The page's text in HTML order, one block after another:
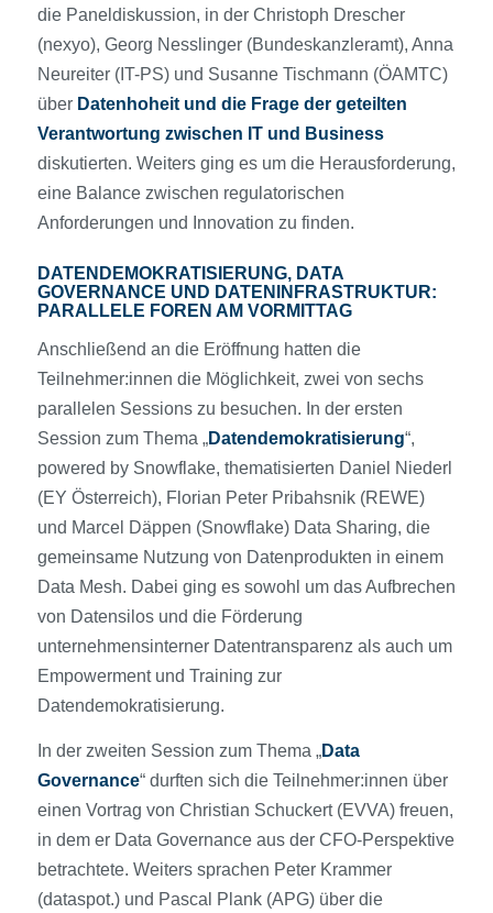
die Paneldiskussion, in der Christoph Drescher
(nexyo), Georg Nesslinger (Bundeskanzleramt), Anna
Neureiter (IT-PS) und Susanne Tischmann (ÖAMTC)
über Datenhoheit und die Frage der geteilten
Verantwortung zwischen IT und Business
diskutierten. Weiters ging es um die Herausforderung,
eine Balance zwischen regulatorischen
Anforderungen und Innovation zu finden.
DATENDEMOKRATISIERUNG, DATA
GOVERNANCE UND DATENINFRASTRUKTUR:
PARALLELE FOREN AM VORMITTAG
Anschließend an die Eröffnung hatten die
Teilnehmer:innen die Möglichkeit, zwei von sechs
parallelen Sessions zu besuchen. In der ersten
Session zum Thema „Datendemokratisierung“,
powered by Snowflake, thematisierten Daniel Niederl
(EY Österreich), Florian Peter Pribahsnik (REWE)
und Marcel Däppen (Snowflake) Data Sharing, die
gemeinsame Nutzung von Datenprodukten in einem
Data Mesh. Dabei ging es sowohl um das Aufbrechen
von Datensilos und die Förderung
unternehmensinterner Datentransparenz als auch um
Empowerment und Training zur
Datendemokratisierung.
In der zweiten Session zum Thema „Data
Governance“ durften sich die Teilnehmer:innen über
einen Vortrag von Christian Schuckert (EVVA) freuen,
in dem er Data Governance aus der CFO-Perspektive
betrachtete. Weiters sprachen Peter Krammer
(dataspot.) und Pascal Plank (APG) über die